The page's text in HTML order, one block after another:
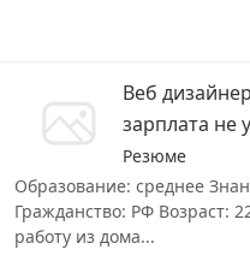
Веб
зарплата не
Резюме
Образование: среднее
Гражданство: РФ Возраст:
работу из дома...